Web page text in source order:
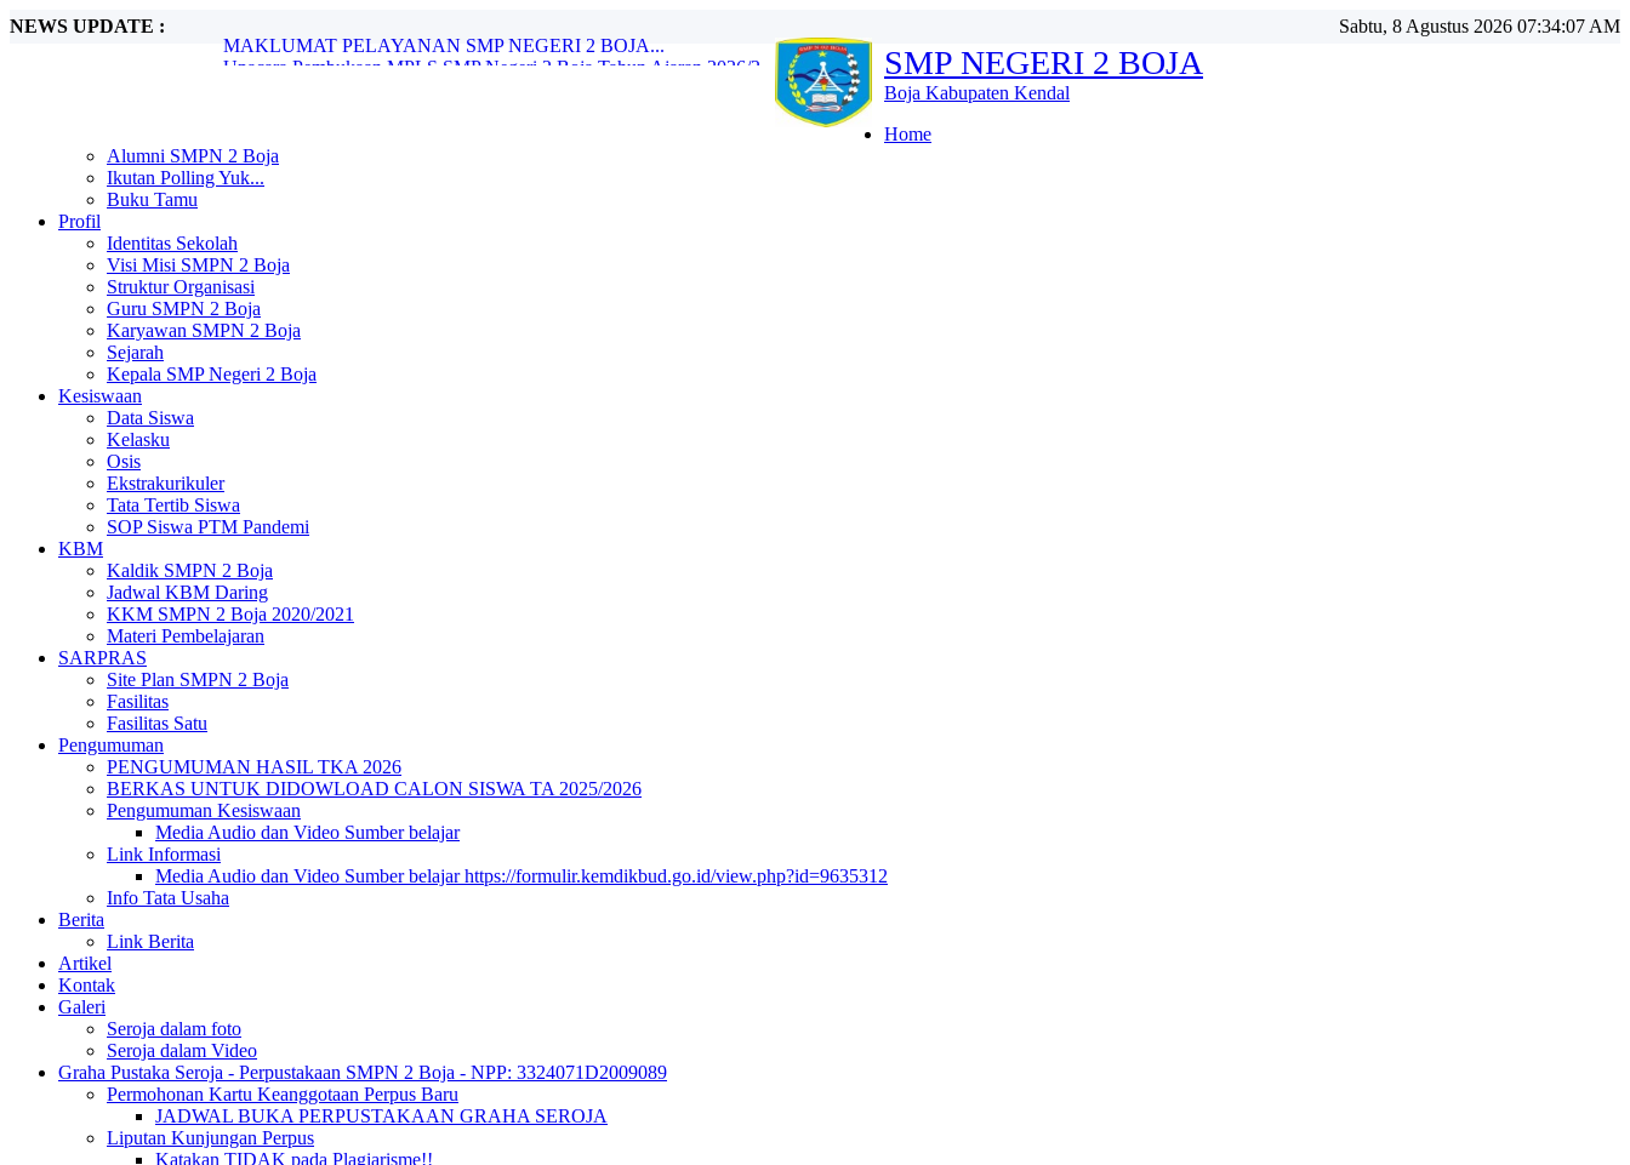
NEWS UPDATE :
Upacara Pembukaan MPLS SMP Negeri 2 Boja Tahun Ajaran 2026/2...
SMP Negeri 2 Boja Melaksanakan In House Training (IHT) Revie...
SMP Negeri 2 Boja Resmi Umumkan Hasil Tes Kompetensi Akademi...
Pengimbasan Adiwiyata SMP Negeri 2 Boja Wujud Upaya Menuju A...
MAKLUMAT PELAYANAN SMP NEGERI 2 BOJA...
Sabtu, 8 Agustus 2026 07:34:09 AM
SMP NEGERI 2 BOJA
Boja Kabupaten Kendal
Home
Alumni SMPN 2 Boja
Ikutan Polling Yuk...
Buku Tamu
Profil
Identitas Sekolah
Visi Misi SMPN 2 Boja
Struktur Organisasi
Guru SMPN 2 Boja
Karyawan SMPN 2 Boja
Sejarah
Kepala SMP Negeri 2 Boja
Kesiswaan
Data Siswa
Kelasku
Osis
Ekstrakurikuler
Tata Tertib Siswa
SOP Siswa PTM Pandemi
KBM
Kaldik SMPN 2 Boja
Jadwal KBM Daring
KKM SMPN 2 Boja 2020/2021
Materi Pembelajaran
SARPRAS
Site Plan SMPN 2 Boja
Fasilitas
Fasilitas Satu
Pengumuman
PENGUMUMAN HASIL TKA 2026
BERKAS UNTUK DIDOWLOAD CALON SISWA TA 2025/2026
Pengumuman Kesiswaan
Media Audio dan Video Sumber belajar
Link Informasi
Media Audio dan Video Sumber belajar https://formulir.kemdikbud.go.id/view.php?id=9635312
Info Tata Usaha
Berita
Link Berita
Artikel
Kontak
Galeri
Seroja dalam foto
Seroja dalam Video
Graha Pustaka Seroja - Perpustakaan SMPN 2 Boja - NPP: 3324071D2009089
Permohonan Kartu Keanggotaan Perpus Baru
JADWAL BUKA PERPUSTAKAAN GRAHA SEROJA
Liputan Kunjungan Perpus
Katakan TIDAK pada Plagiarisme!!